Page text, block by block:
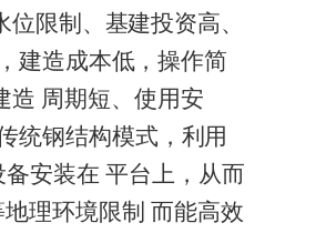
位限制、 基建投资高、
，建造成本低，操作简
造 周期短、使用安
统钢结构模式， 利 用
备安装在 平台上，从而
地理环境限制 而能高效